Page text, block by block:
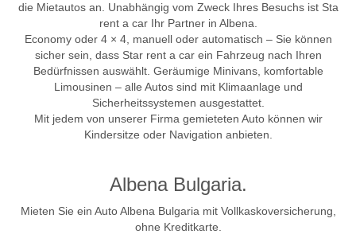
die Mietautos an. Unabhängig vom Zweck Ihres Besuchs ist Sta
rent a car Ihr Partner in Albena.
Economy oder 4 × 4, manuell oder automatisch – Sie können
sicher sein, dass Star rent a car ein Fahrzeug nach Ihren
Bedürfnissen auswählt. Geräumige Minivans, komfortable
Limousinen – alle Autos sind mit Klimaanlage und
Sicherheitssystemen ausgestattet.
Mit jedem von unserer Firma gemieteten Auto können wir
Kindersitze oder Navigation anbieten.
Albena Bulgaria.
Mieten Sie ein Auto Albena Bulgaria mit Vollkaskoversicherung,
ohne Kreditkarte.